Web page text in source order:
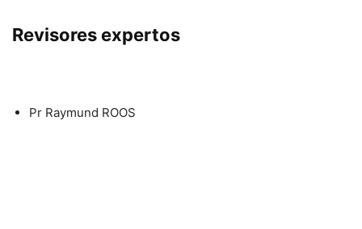
Revisores expertos
Pr Raymund ROOS